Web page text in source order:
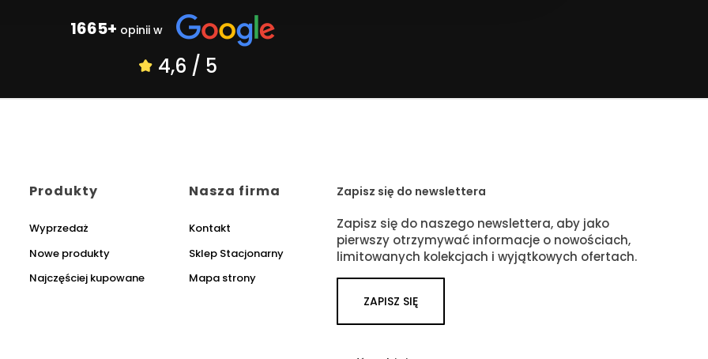
1665+ opinii w
4,6 / 5
Produkty
Wyprzedaż
Nowe produkty
Najczęściej kupowane
Nasza firma
Kontakt
Sklep Stacjonarny
Mapa strony
Zapisz się do newslettera
Zapisz się do naszego newslettera, aby jako
pierwszy otrzymywać informacje o nowościach,
limitowanych kolekcjach i wyjątkowych ofertach.
ZAPISZ SIĘ